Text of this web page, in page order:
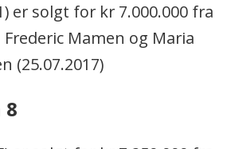
er solgt for kr 7.000.000 fra
Mamen og Maria
(25.07.2017)
8